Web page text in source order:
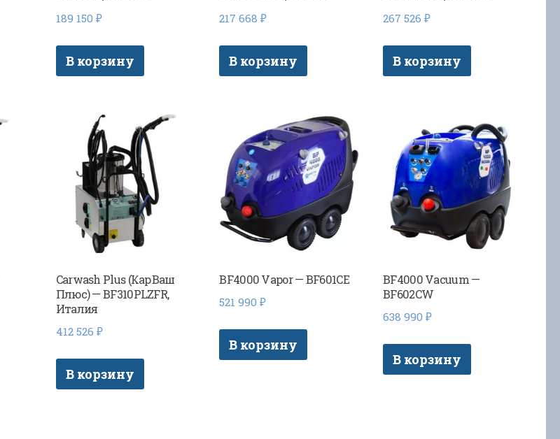
189 150 ₽
В корзину
217 668₽
В корзину
267 526₽
В корзину
Carwash Plus (КарВаш
Плюс) — BF310PLZFR,
Италия
412 526 ₽
В корзину
BF4000 Vapor — BF601CE
521 990₽
В корзину
BF4000 Vacuum —
BF602CW
638 990₽
В корзину